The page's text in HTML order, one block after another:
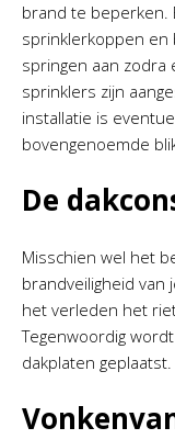
brand te beperken.
sprinklerkoppen
springen aan
sprinklers zijn
installatie is
bovengenoemde
De
Misschien wel het
brandveiligheid van
het verleden het
Tegenwoordig
dakplaten geplaatst.